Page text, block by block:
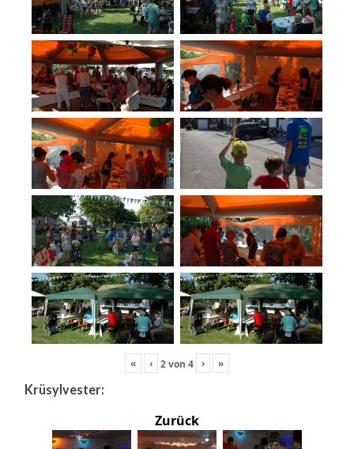
« ‹ 2von 4 › »
Krüsylvester:
Zurück